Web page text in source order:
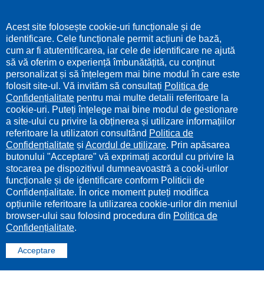
Acest site folosește cookie-uri funcționale și de
identificare. Cele funcționale permit acțiuni de bază,
cum ar fi atutentificarea, iar cele de identificare ne ajută
să vă oferim o experiență îmbunătățită, cu conținut
personalizat și să înțelegem mai bine modul în care este
folosit site-ul. Vă invităm să consultați Politica de
Confidențialitate pentru mai multe detalii referitoare la
cookie-uri. Puteți înțelege mai bine modul de gestionare
a site-ului cu privire la obținerea și utilizare informațiilor
referitoare la utilizatori consultând Politica de
Confidențialitate și Acordul de utilizare. Prin apăsarea
butonului "Acceptare" vă exprimați acordul cu privire la
stocarea pe dispozitivul dumneavoastră a cooki-urilor
funcționale și de identificare conform Politicii de
Confidențialitate. În orice moment puteți modifica
opțiunile referitoare la utilizarea cookie-urilor din meniul
browser-ului sau folosind procedura din Politica de
Confidențialitate.
Acceptare